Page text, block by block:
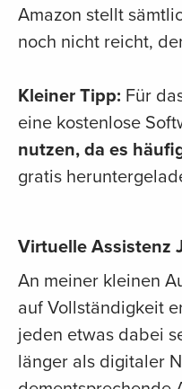
Amazon stellt
noch nicht reicht,
Kleiner Tipp: Für
eine kostenlose
nutzen, da es
gratis
Virtuelle Assistenz
An meiner kleinen
auf Vollständigkeit
jeden etwas dabei
länger als digitaler